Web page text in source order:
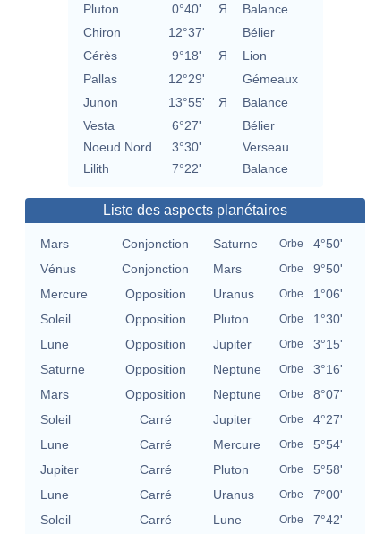
Pluton
0°40' Я
Balance
Chiron
12°37'
Bélier
Cérès
9°18' Я
Lion
Pallas
12°29'
Gémeaux
Junon
13°55' Я
Balance
Vesta
6°27'
Bélier
Noeud Nord
3°30'
Verseau
Lilith
7°22' Balance
Liste des aspects planétaires
Mars Conjonction Saturne Orbe
4°50'
Vénus
Conjonction Mars Orbe
9°50'
Mercure
Opposition Uranus Orbe
1°06'
Soleil
Opposition Pluton Orbe
1°30'
Lune
Opposition Jupiter Orbe
3°15'
Saturne
Opposition Neptune Orbe
3°16'
Mars
Opposition Neptune Orbe
8°07'
Soleil
Carré Jupiter Orbe
4°27'
Lune
Carré Mercure Orbe
5°54'
Jupiter
Carré Pluton Orbe
5°58'
Lune
Carré Uranus Orbe
7°00'
Soleil
Carré Lune Orbe 7°42'